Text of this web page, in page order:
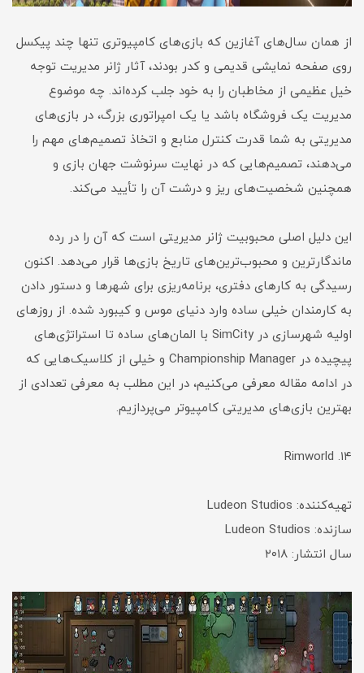
از همان سال‌های آغازین که بازی‌های کامپیوتری تنها چند پیکسل
روی صفحه نمایشی قدیمی و کدر بودند، آثار ژانر مدیریت توجه
خیل عظیمی از مخاطبان را به خود جلب کرده‌اند. چه موضوع
مدیریت یک فروشگاه باشد یا یک امپراتوری بزرگ، در بازی‌های
مدیریتی به شما قدرت کنترل منابع و اتخاذ تصمیم‌های مهم را
می‌دهند، تصمیم‌هایی که در نهایت سرنوشت جهان بازی و
همچنین شخصیت‌های ریز و درشت آن را تأیید می‌کند.
این دلیل اصلی محبوبیت ژانر مدیریتی است که آن را در رده
ماندگارترین و محبوب‌ترین‌های تاریخ بازی‌ها قرار می‌دهد. اکنون
رسیدگی به کارهای دفتری، برنامه‌ریزی برای شهرها و دستور دادن
به کارمندان خیلی ساده وارد دنیای موس و کیبورد شده. از روزهای
اولیه شهرسازی در SimCity با المان‌های ساده تا استراتژی‌های
پیچیده در Championship Manager و خیلی از کلاسیک‌هایی که
در ادامه مقاله معرفی می‌کنیم، در این مطلب به معرفی تعدادی از
بهترین بازی‌های مدیریتی کامپیوتر می‌پردازیم.
۱۴. Rimworld
تهیه‌کننده: Ludeon Studios
سازنده: Ludeon Studios
سال انتشار: ۲۰۱۸